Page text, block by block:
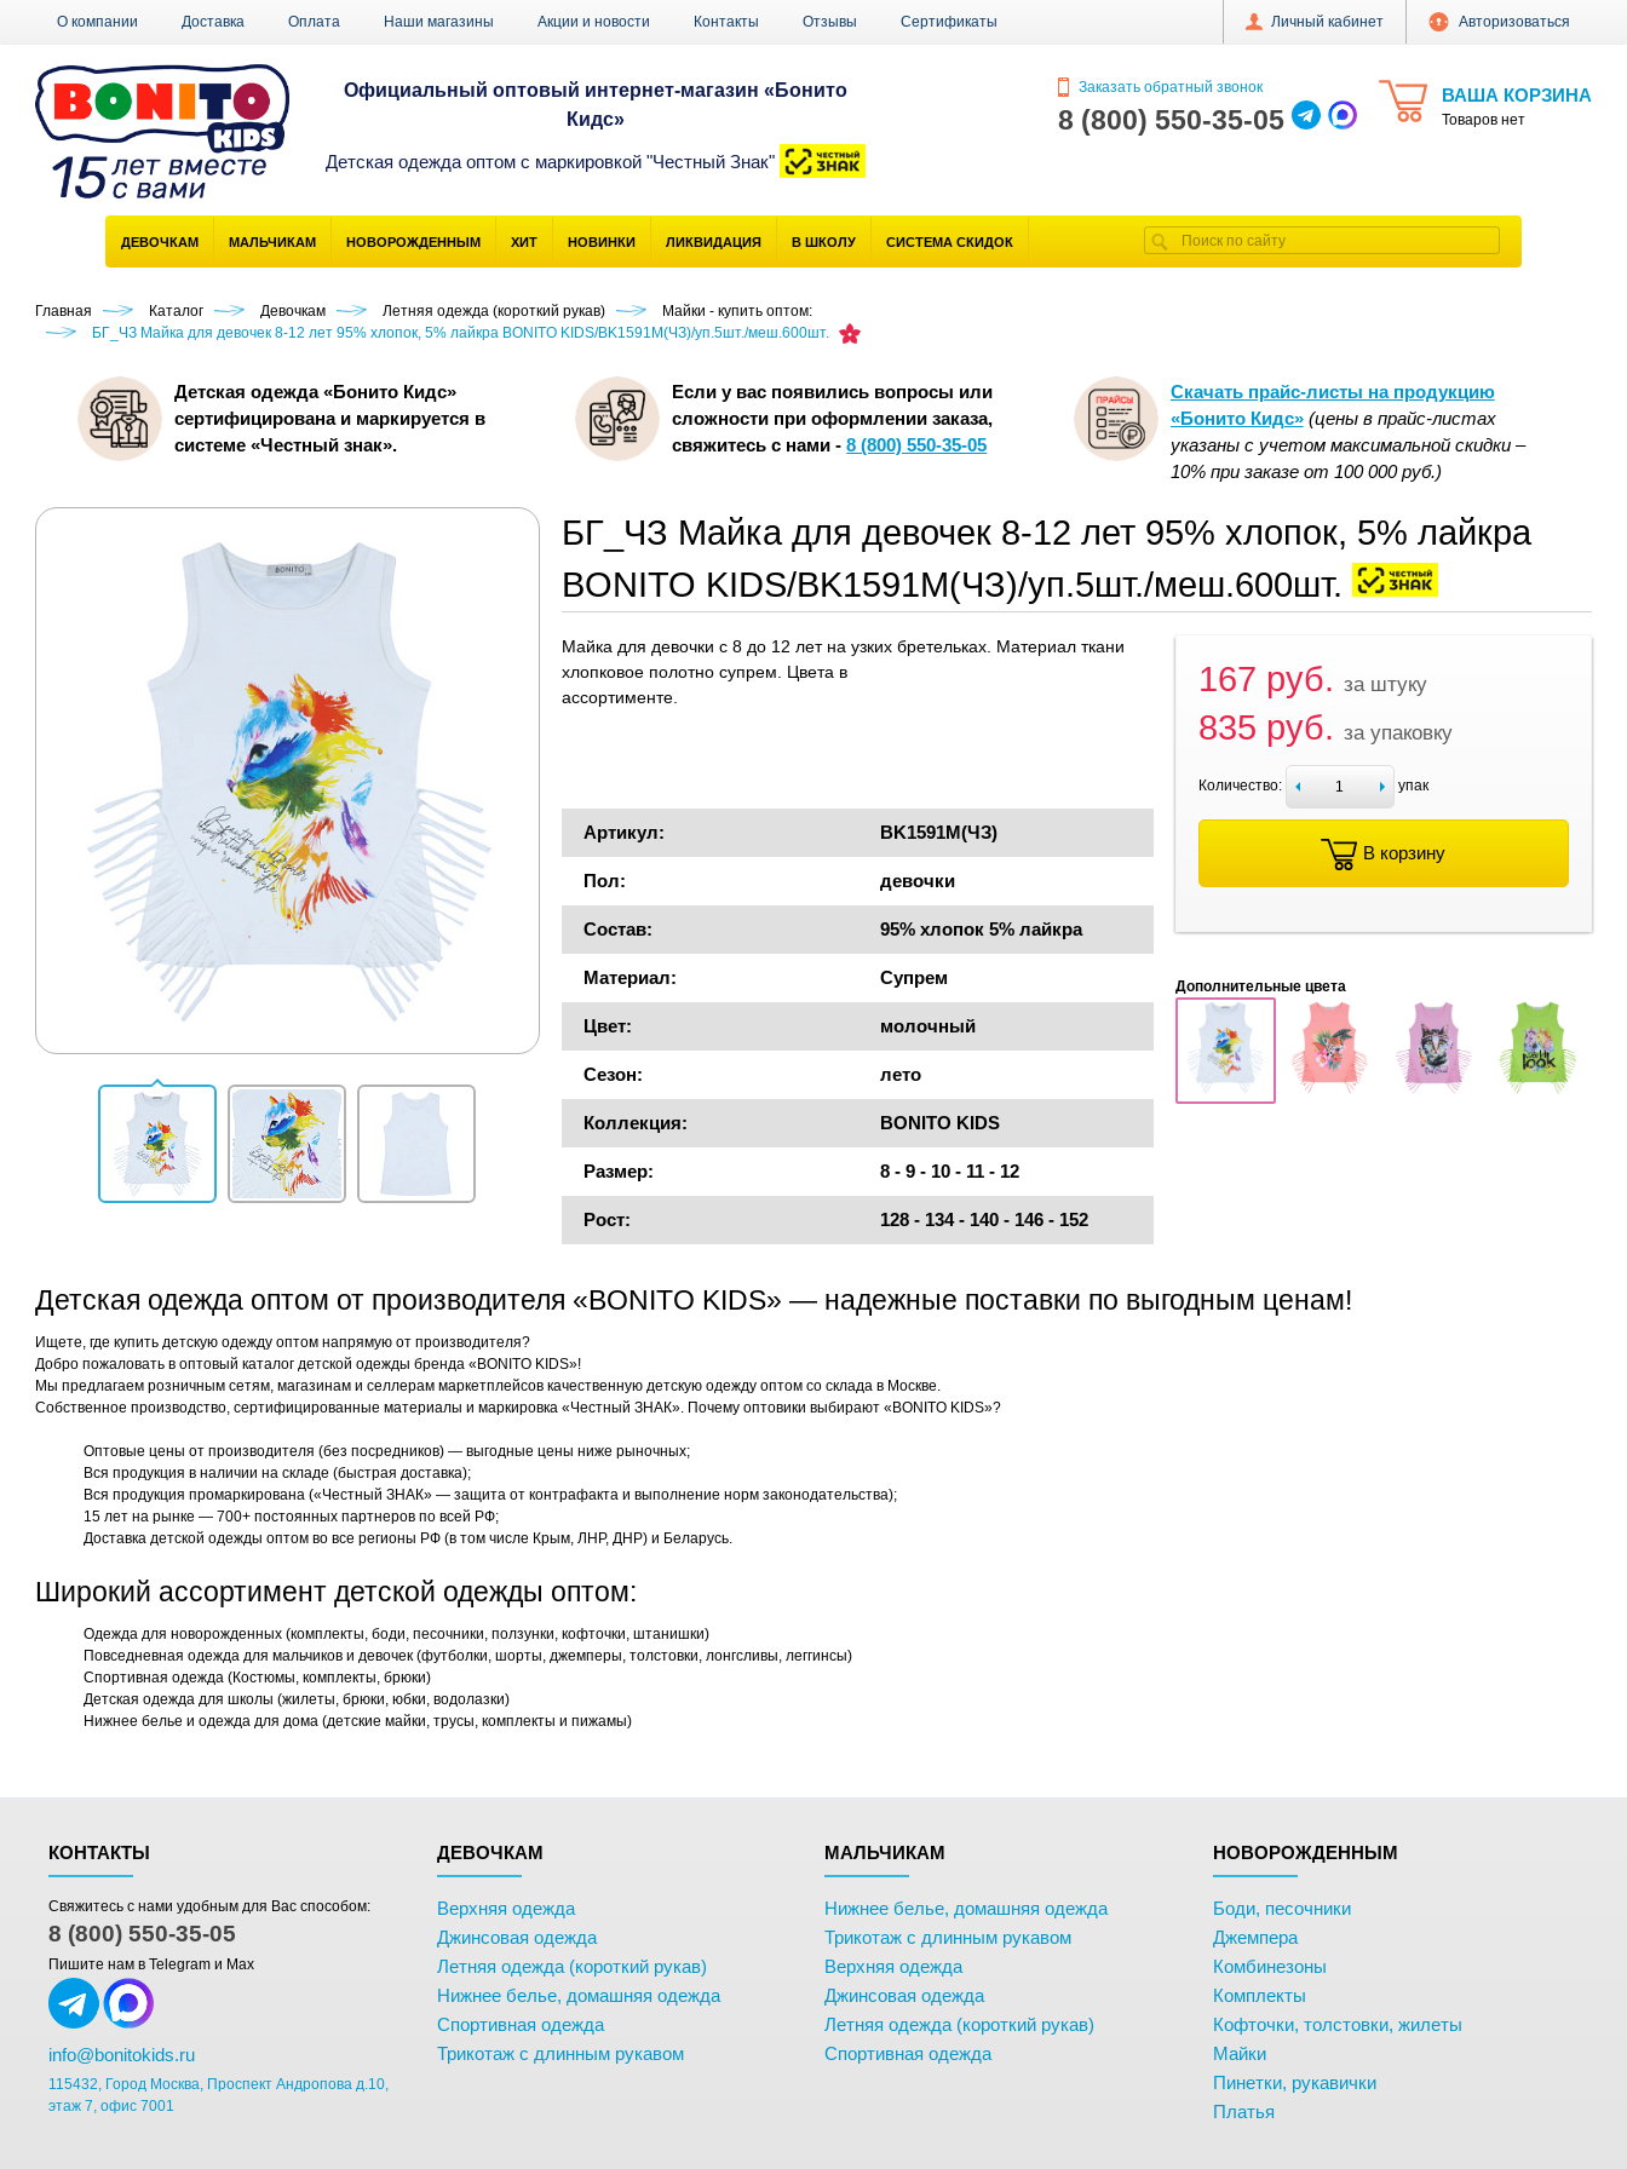
Личный кабинет Авторизоваться
О компании Доставка Оплата Наши магазины Акции и новости Контакты Отзывы Сертификаты
ВАША КОРЗИНА
Товаров нет
Заказать обратный звонок
8 (800) 550-35-05
Официальный оптовый интернет-магазин «Бонито
Кидс»
Детская одежда оптом с маркировкой "Честный Знак"
ДЕВОЧКАМ МАЛЬЧИКАМ НОВОРОЖДЕННЫМ ХИТ НОВИНКИ ЛИКВИДАЦИЯ В ШКОЛУ СИСТЕМА СКИДОК
Главная Каталог Девочкам Летняя одежда (короткий рукав)
Майки - купить оптом:
БГ_ЧЗ Майка для девочек 8-12 лет 95% хлопок, 5% лайкра BONITO KIDS/BK1591M(ЧЗ)/уп.5шт./меш.600шт.
Детская одежда «Бонито Кидс»
сертифицирована и маркируется в
системе «Честный знак».
Если у вас появились вопросы или
сложности при оформлении заказа,
свяжитесь с нами -8 (800) 550-35-05
Скачать прайс-листы на продукцию
«Бонито Кидс» (цены в прайс-листах
указаны с учетом максимальной скидки –
10% при заказе от 100 000 руб.)
БГ_ЧЗ Майка для девочек 8-12 лет 95% хлопок, 5% лайкра
BONITO KIDS/BK1591M(ЧЗ)/уп.5шт./меш.600шт.
Майка для девочки с 8 до 12 лет на узких бретельках. Материал ткани
хлопковое полотно супрем. Цвета в
ассортименте.
Артикул: BK1591M(ЧЗ)
Пол: девочки
Состав: 95% хлопок 5% лайкра
Материал: Супрем
Цвет: молочный
Сезон: лето
Коллекция: BONITO KIDS
Размер: 8 - 9 - 10 - 11 - 12
Рост: 128 - 134 - 140 - 146 - 152
167 руб. за штуку
835 руб. за упаковку
Количество: упак
В корзину
Дополнительные цвета
Детская одежда оптом от производителя «BONITO KIDS» — надежные поставки по выгодным ценам!
Ищете, где купить детскую одежду оптом напрямую от производителя?
Добро пожаловать в оптовый каталог детской одежды бренда «BONITO KIDS»!
Мы предлагаем розничным сетям, магазинам и селлерам маркетплейсов качественную детскую одежду оптом со склада в Москве.
Собственное производство, сертифицированные материалы и маркировка «Честный ЗНАК». Почему оптовики выбирают «BONITO KIDS»?
Оптовые цены от производителя (без посредников) — выгодные цены ниже рыночных;
Вся продукция в наличии на складе (быстрая доставка);
Вся продукция промаркирована («Честный ЗНАК» — защита от контрафакта и выполнение норм законодательства);
15 лет на рынке — 700+ постоянных партнеров по всей РФ;
Доставка детской одежды оптом во все регионы РФ (в том числе Крым, ЛНР, ДНР) и Беларусь.
Широкий ассортимент детской одежды оптом:
Одежда для новорожденных (комплекты, боди, песочники, ползунки, кофточки, штанишки)
Повседневная одежда для мальчиков и девочек (футболки, шорты, джемперы, толстовки, лонгсливы, леггинсы)
Спортивная одежда (Костюмы, комплекты, брюки)
Детская одежда для школы (жилеты, брюки, юбки, водолазки)
Нижнее белье и одежда для дома (детские майки, трусы, комплекты и пижамы)
КОНТАКТЫ
Свяжитесь с нами удобным для Вас способом:
8 (800) 550-35-05
Пишите нам в Telegram и Max
info@bonitokids.ru
115432, Город Москва, Проспект Андропова д.10,
этаж 7, офис 7001
ДЕВОЧКАМ
Верхняя одежда
Джинсовая одежда
Летняя одежда (короткий рукав)
Нижнее белье, домашняя одежда
Спортивная одежда
Трикотаж с длинным рукавом
МАЛЬЧИКАМ
Нижнее белье, домашняя одежда
Трикотаж с длинным рукавом
Верхняя одежда
Джинсовая одежда
Летняя одежда (короткий рукав)
Спортивная одежда
НОВОРОЖДЕННЫМ
Боди, песочники
Джемпера
Комбинезоны
Комплекты
Кофточки, толстовки, жилеты
Майки
Пинетки, рукавички
Платья